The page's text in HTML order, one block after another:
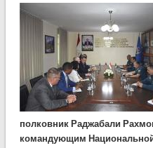
полковник Раджабали
командующим